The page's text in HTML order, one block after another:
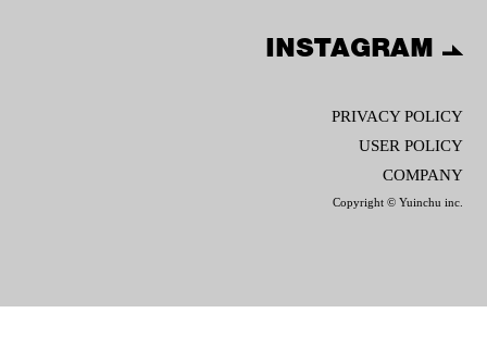
INSTAGRAM
PRIVACY POLICY
USER POLICY
COMPANY
Copyright © Yuinchu inc.